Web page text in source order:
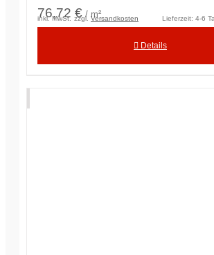
76,72 € / m²
inkl. MwSt. zzgl. Versandkosten Lieferzeit: 4-6
Details